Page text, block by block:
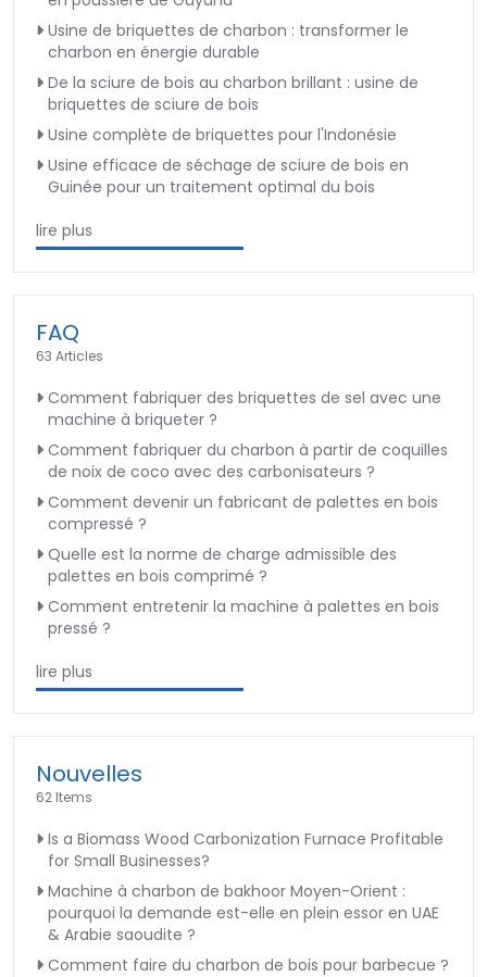
Usine de briquettes de charbon : transformer le
charbon en énergie durable
De la sciure de bois au charbon brillant : usine de
briquettes de sciure de bois
Usine complète de briquettes pour l'Indonésie
Usine efficace de séchage de sciure de bois en
Guinée pour un traitement optimal du bois
lire plus
FAQ
63 Articles
Comment fabriquer des briquettes de sel avec une
machine à briqueter ?
Comment fabriquer du charbon à partir de coquilles
de noix de coco avec des carbonisateurs ?
Comment devenir un fabricant de palettes en bois
compressé ?
Quelle est la norme de charge admissible des
palettes en bois comprimé ?
Comment entretenir la machine à palettes en bois
pressé ?
lire plus
Nouvelles
62 Items
Is a Biomass Wood Carbonization Furnace Profitable
for Small Businesses?
Machine à charbon de bakhoor Moyen-Orient :
pourquoi la demande est-elle en plein essor en UAE
& Arabie saoudite ?
Comment faire du charbon de bois pour barbecue ?